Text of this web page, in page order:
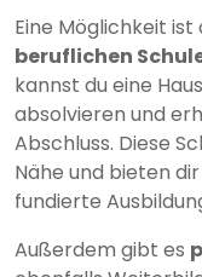
Eine Möglichkeit
beruflichen
kannst du eine
absolvieren und
Abschluss. Diese
Nähe und bieten
fundierte
Außerdem gibt es